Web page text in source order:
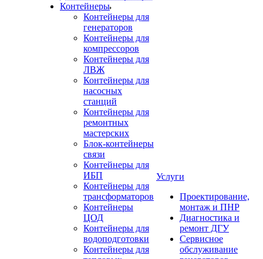
Контейнеры
Контейнеры для
генераторов
Контейнеры для
компрессоров
Контейнеры для
ЛВЖ
Контейнеры для
насосных
станций
Контейнеры для
ремонтных
мастерских
Блок-контейнеры
связи
Контейнеры для
ИБП
Контейнеры для
трансформаторов
Контейнеры
ЦОД
Контейнеры для
водоподготовки
Контейнеры для
Услуги
Проектирование,
монтаж и ПНР
Диагностика и
ремонт ДГУ
Сервисное
обслуживание